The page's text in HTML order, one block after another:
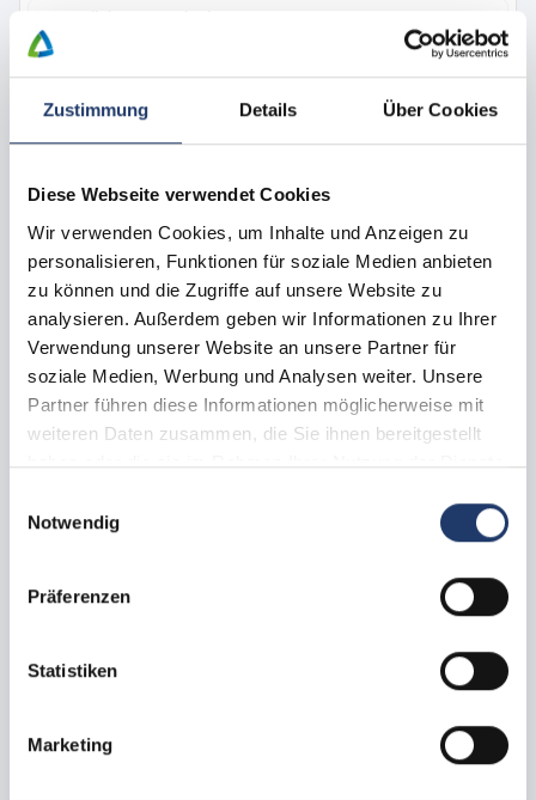
Zustimmung Details Über Cookies
Diese Webseite verwendet Cookies
Wir verwenden Cookies, um Inhalte und Anzeigen zu
personalisieren, Funktionen für soziale Medien anbieten
zu können und die Zugriffe auf unsere Website zu
analysieren. Außerdem geben wir Informationen zu Ihrer
Verwendung unserer Website an unsere Partner für
soziale Medien, Werbung und Analysen weiter. Unsere
Partner führen diese Informationen möglicherweise mit
weiteren Daten zusammen, die Sie ihnen bereitgestellt
haben oder die sie im Rahmen Ihrer Nutzung der Dienste
Notwendig
Präferenzen
Statistiken
Marketing
Alpencamping Nenzing
16.08.2026 - 23.08.2026
2 voksne, 0 barn
Tilpas søgning
Indkvartering og standpladser
Campingplads med kæledyr